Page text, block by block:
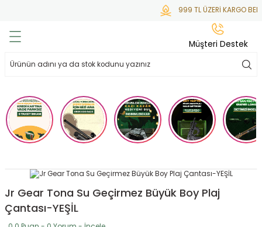
999 TL ÜZERİ KARGO
Jr Gear Tona Su Geçirmez Büyük Boy Plaj
Çantası-YEŞİL